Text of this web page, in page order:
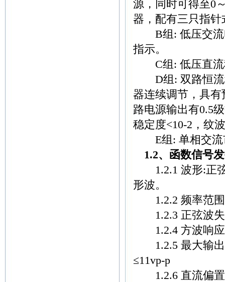
源，同时可得至0
器，配有三只指
B组: 低压交流
指示。
C组: 低压直流
D组: 双路恒流
器连续调节，具
路电源输出有0.5
稳定度<10-2，纹
E组: 单相交流
1.2、函数信号
1.2.1 波形:正弦
形波。
1.2.2 频率范围:
1.2.3 正弦波失
1.2.4 方波响应:
1.2.5 最大输出
≤11vp-p
1.2.6 直流偏置